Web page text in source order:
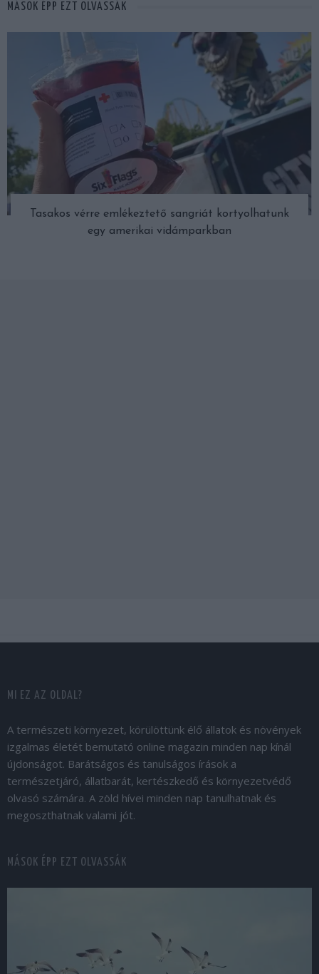
MÁSOK ÉPP EZT OLVASSÁK
Tasakos vérre emlékeztető sangriát kortyolhatunk
egy amerikai vidámparkban
MI EZ AZ OLDAL?
A természeti környezet, körülöttünk élő állatok és növények
izgalmas életét bemutató online magazin minden nap kínál
újdonságot. Barátságos és tanulságos írások a
természetjáró, állatbarát, kertészkedő és környezetvédő
olvasó számára. A zöld hívei minden nap tanulhatnak és
megoszthatnak valami jót.
MÁSOK ÉPP EZT OLVASSÁK